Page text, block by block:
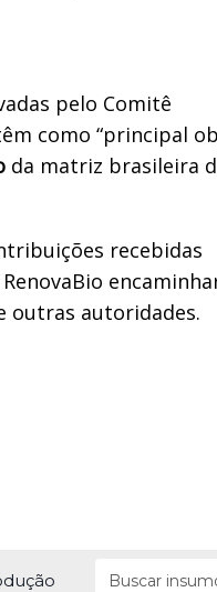
pelo Comitê
como “principal
da matriz brasileira
recebidas
outras autoridades.